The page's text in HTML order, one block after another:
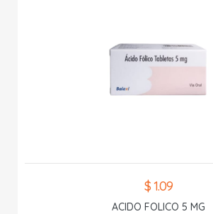
$ 1.09
ACIDO FOLICO 5 MG